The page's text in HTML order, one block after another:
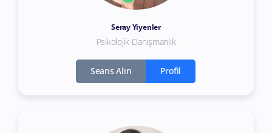
Seray Yiyenler
Psikolojik Danışmanlık
Seans Alın Profil